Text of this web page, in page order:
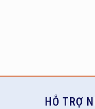
HỖ TRỢ